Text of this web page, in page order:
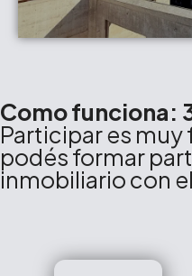
Como funciona:
Participar es muy
podés formar
inmobiliario con